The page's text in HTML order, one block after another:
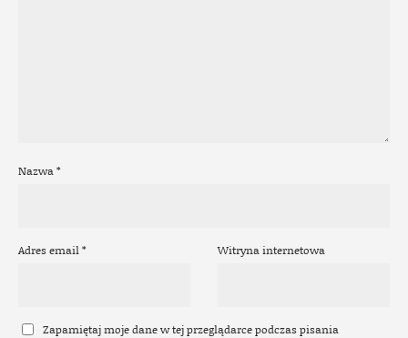
Nazwa*
Adres email* Witryna internetowa
Zapamiętaj moje dane w tej przeglądarce podczas pisania